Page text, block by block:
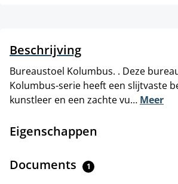
Beschrijving
Bureaustoel Kolumbus. . Deze
Kolumbus-serie heeft een slijtvaste
kunstleer en een zachte vu… Meer
Eigenschappen
Documents 1